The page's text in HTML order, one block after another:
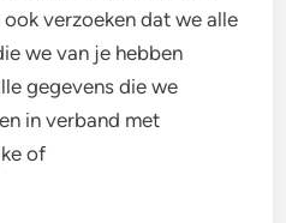
verzoeken dat we alle
we van je hebben
gegevens die we
in verband met
of